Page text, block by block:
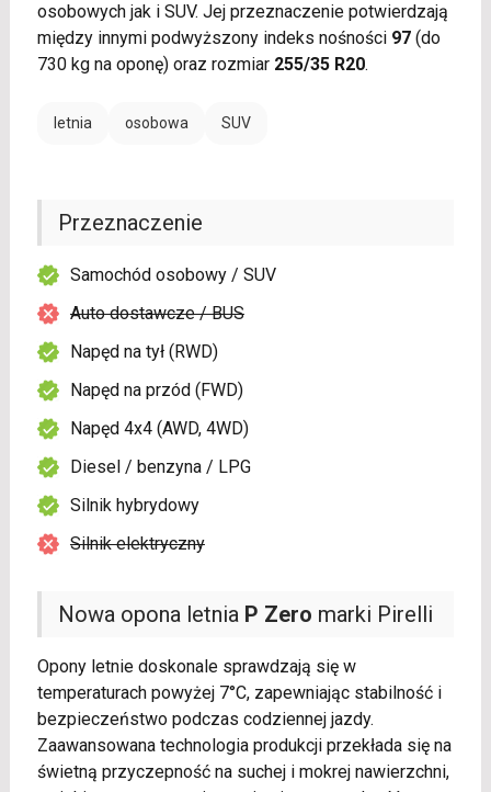
osobowych jak i SUV. Jej przeznaczenie potwierdzają
między innymi podwyższony indeks nośności 97(do
730 kg na oponę) oraz rozmiar 255/35 R20.
letnia osobowa SUV
Nowa opona letnia P Zero marki Pirelli
Opony letnie doskonale sprawdzają się w
temperaturach powyżej 7°C, zapewniając stabilność i
bezpieczeństwo podczas codziennej jazdy.
Zaawansowana technologia produkcji przekłada się na
świetną przyczepność na suchej i mokrej nawierzchni,
Przeznaczenie
Samochód osobowy / SUV
Auto dostawcze / BUS
Napęd na tył (RWD)
Napęd na przód (FWD)
Napęd 4x4 (AWD, 4WD)
Diesel / benzyna / LPG
Silnik hybrydowy
Silnik elektryczny